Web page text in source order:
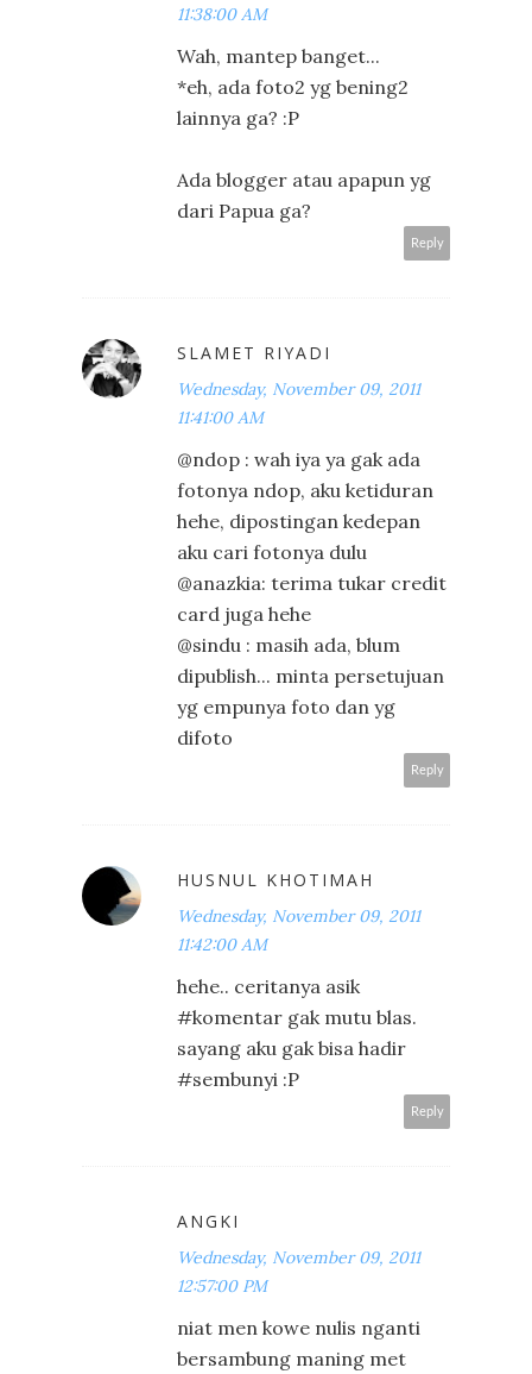
11:38:00 AM
Wah, mantep banget...
*eh, ada foto2 yg bening2
lainnya ga? :P
Ada blogger atau apapun yg
dari Papua ga?
Reply
SLAMET RIYADI
Wednesday, November 09, 2011
11:41:00 AM
@ndop : wah iya ya gak ada
fotonya ndop, aku ketiduran
hehe, dipostingan kedepan
aku cari fotonya dulu
@anazkia: terima tukar credit
card juga hehe
@sindu : masih ada, blum
dipublish... minta persetujuan
yg empunya foto dan yg
difoto
Reply
HUSNUL KHOTIMAH
Wednesday, November 09, 2011
11:42:00 AM
hehe.. ceritanya asik
#komentar gak mutu blas.
sayang aku gak bisa hadir
#sembunyi :P
Reply
ANGKI
Wednesday, November 09, 2011
12:57:00 PM
niat men kowe nulis nganti
bersambung maning met